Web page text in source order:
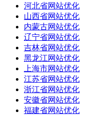
河北省网站优化
山西省网站优化
内蒙古网站优化
辽宁省网站优化
吉林省网站优化
黑龙江网站优化
上海市网站优化
江苏省网站优化
浙江省网站优化
安徽省网站优化
福建省网站优化